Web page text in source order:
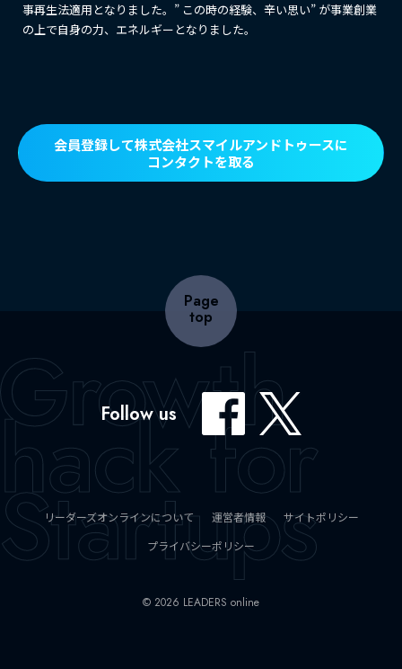
事再生法適用となりました。” この時の経験、辛い思い” が事業創業
の上で自身の力、エネルギーとなりました。
会員登録して株式会社スマイルアンドトゥースに
コンタクトを取る
Page
top
Follow us
リーダーズオンラインについて 運営者情報
サイトポリシー
プライバシーポリシー
© 2026 LEADERS online